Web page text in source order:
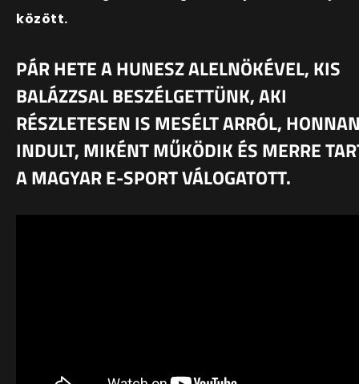
között.
PÁR HETE A HUNESZ ALELNÖKÉVEL, KIS
BALÁZZSAL BESZÉLGETTÜNK, AKI
RÉSZLETESEN IS MESÉLT ARRÓL,
INDULT, MIKÉNT MŰKÖDIK ÉS MERRE
A MAGYAR E-SPORT VÁLOGATOTT.